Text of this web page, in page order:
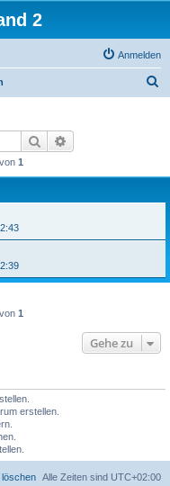
2
Anmelden
Suche
von 1
von 1
Gehe zu
erstellen.
Alle Zeiten sind UTC+02:00
löschen